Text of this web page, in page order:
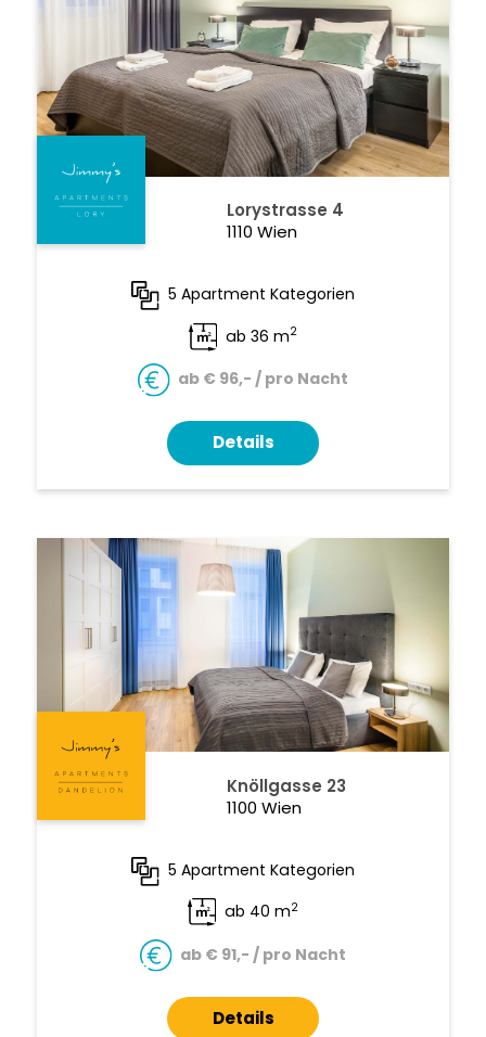
Lorystrasse 4
1110 Wien
5 Apartment Kategorien
ab 36 m2
ab € 96,- / pro Nacht
Details
Knöllgasse 23
1100 Wien
5 Apartment Kategorien
ab 40 m2
ab € 91,- / pro Nacht
Details